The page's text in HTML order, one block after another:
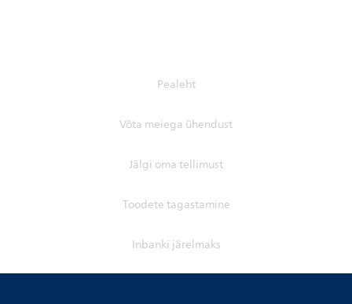
Pealeht
Võta meiega ühendust
Jälgi oma tellimust
Toodete tagastamine
Inbanki järelmaks